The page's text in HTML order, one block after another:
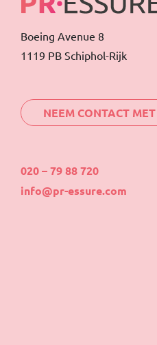
Boeing Avenue 8
1119 PB Schiphol-Rijk
NEEM CONTACT
020 – 79 88 720
info@pr-essure.com